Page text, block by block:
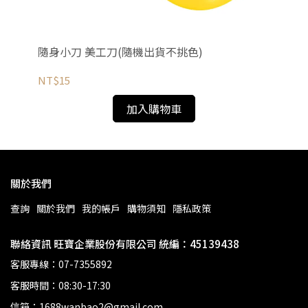
隨身小刀 美工刀(隨機出貨不挑色)
NT$15
加入購物車
關於我們
查詢 關於我們 我的帳戶 購物須知 隱私政策
聯絡資訊 旺寶企業股份有限公司 統編：45139438
客服專線：07-7355892
客服時間：08:30-17:30